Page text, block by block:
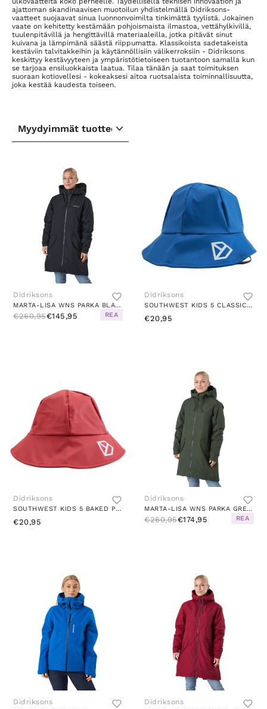
ajattoman skandinaavisen muotoilun yhdistelmällä Didriksons-
vaatteet suojaavat sinua luonnonvoimilta tinkimättä tyylistä. Jokainen
vaate on kehitetty kestämään pohjoismaista ilmastoa, vettähylkivillä,
tuulenpitävillä ja hengittävillä materiaaleilla, jotka pitävät sinut
kuivana ja lämpimänä säästä riippumatta. Klassikoista sadetakeista
kestäviin talvitakkeihin ja käytännöllisiin välikerroksiin - Didriksons
keskittyy kestävyyteen ja ympäristötietoiseen tuotantoon samalla kun
se tarjoaa ensiluokkaista laatua. Tilaa tänään ja saat toimituksen
suoraan kotiovellesi - kokeaksesi aitoa ruotsalaista toiminnallisuutta,
joka kestää kaudesta toiseen.
Didriksons
MARTA-LISA WNS PARKA BLACK
€260,95€145,95 REA
Didriksons
SOUTHWEST KIDS 5 CLASSIC BLUE
€20,95
Didriksons
SOUTHWEST KIDS 5 BAKED PINK
€20,95
Didriksons
MARTA-LISA WNS PARKA GREEN
€260,95€174,95 REA
Didriksons Didriksons